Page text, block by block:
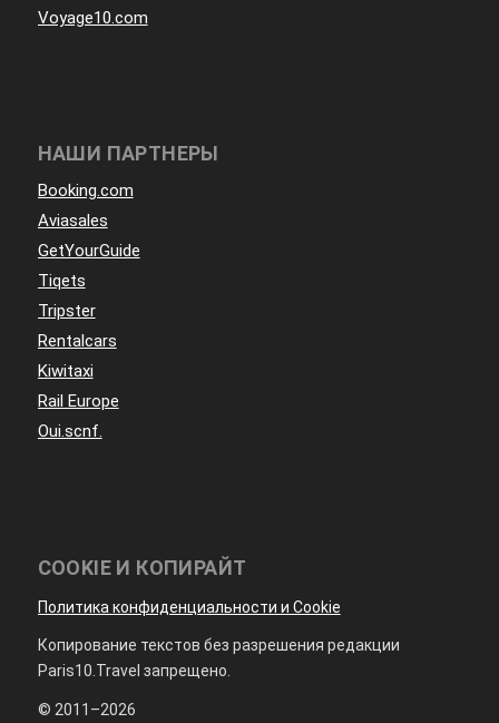
Voyage10.com
НАШИ ПАРТНЕРЫ
Booking.com
Aviasales
GetYourGuide
Tiqets
Tripster
Rentalcars
Kiwitaxi
Rail Europe
Oui.scnf.
COOKIE И КОПИРАЙТ
Политика конфиденциальности и Cookie
Копирование текстов без разрешения редакции
Paris10.Travel запрещено.
© 2011–2026